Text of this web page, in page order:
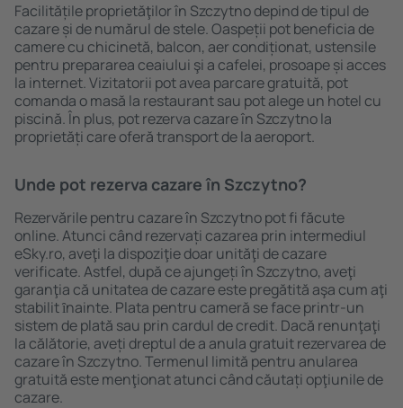
Facilitățile proprietăţilor în Szczytno depind de tipul de
cazare și de numărul de stele. Oaspeții pot beneficia de
camere cu chicinetă, balcon, aer condiționat, ustensile
pentru prepararea ceaiului şi a cafelei, prosoape și acces
la internet. Vizitatorii pot avea parcare gratuită, pot
comanda o masă la restaurant sau pot alege un hotel cu
piscină. În plus, pot rezerva cazare în Szczytno la
proprietăți care oferă transport de la aeroport.
Unde pot rezerva cazare în Szczytno?
Rezervările pentru cazare în Szczytno pot fi făcute
online. Atunci când rezervați cazarea prin intermediul
eSky.ro, aveţi la dispoziţie doar unităţi de cazare
verificate. Astfel, după ce ajungeți în Szczytno, aveţi
garanţia că unitatea de cazare este pregătită aşa cum aţi
stabilit ȋnainte. Plata pentru cameră se face printr-un
sistem de plată sau prin cardul de credit. Dacă renunţaţi
la călătorie, aveți dreptul de a anula gratuit rezervarea de
cazare în Szczytno. Termenul limită pentru anularea
gratuită este menţionat atunci când căutați opţiunile de
cazare.